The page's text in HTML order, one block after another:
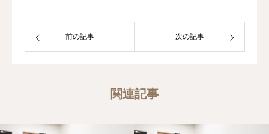
前の記事 次の記事
関連記事